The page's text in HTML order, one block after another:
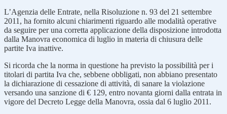
L’Agenzia delle Entrate, nella Risoluzione n. 93 del 21 settembre
2011, ha fornito alcuni chiarimenti riguardo alle modalità operative
da seguire per una corretta applicazione della disposizione introdotta
dalla Manovra economica di luglio in materia di chiusura delle
partite Iva inattive.
Si ricorda che la norma in questione ha previsto la possibilità per i
titolari di partita Iva che, sebbene obbligati, non abbiano presentato
la dichiarazione di cessazione di attività, di sanare la violazione
versando una sanzione di € 129, entro novanta giorni dalla entrata in
vigore del Decreto Legge della Manovra, ossia dal 6 luglio 2011.